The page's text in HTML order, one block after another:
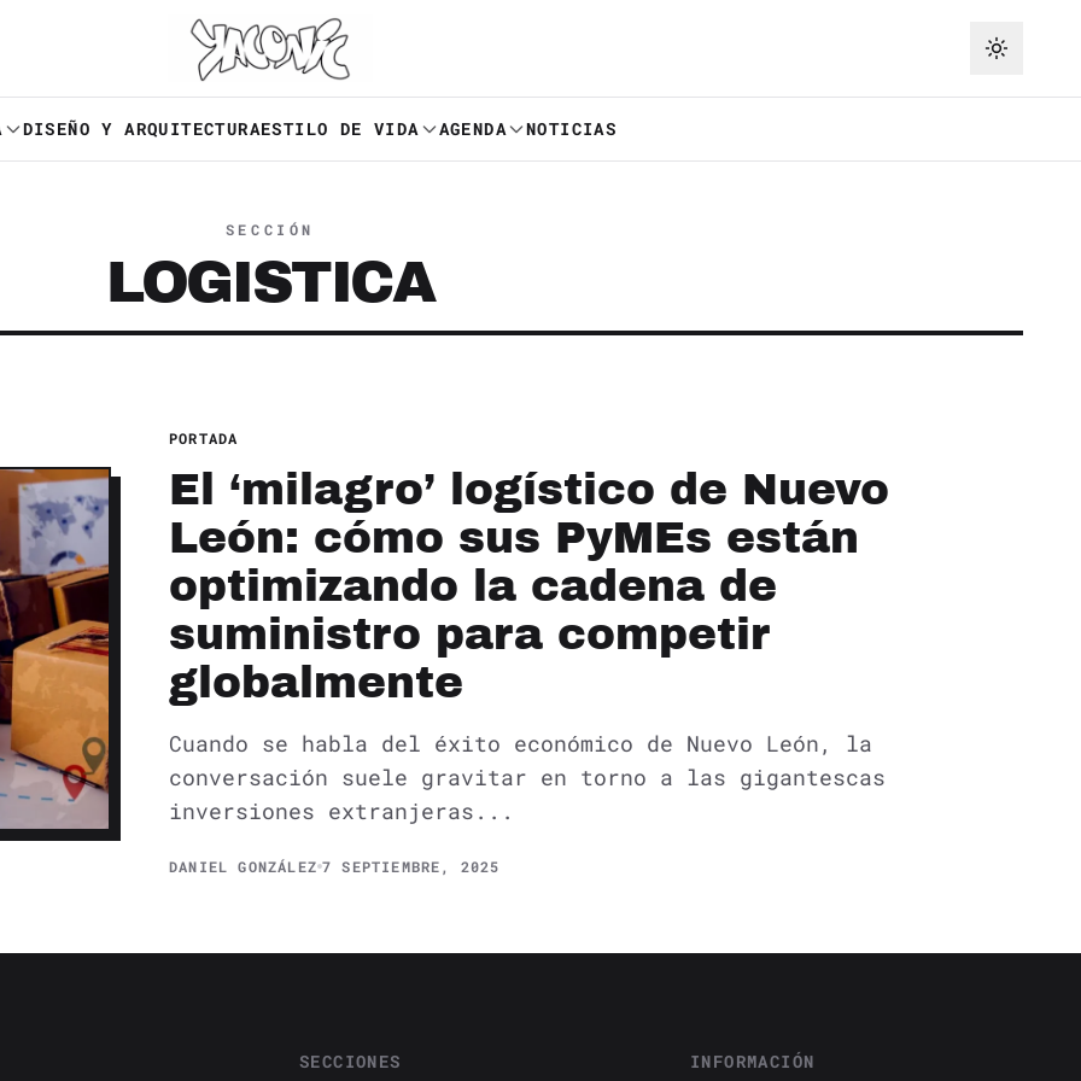
DISEÑO Y ARQUITECTURAESTILO DE VIDA AGENDA NOTICIAS
SECCIÓN
LOGISTICA
PORTADA
El ‘milagro’ logístico de Nuevo
León: cómo sus PyMEs están
optimizando la cadena de
suministro para competir
globalmente
Cuando se habla del éxito económico de Nuevo León, la
conversación suele gravitar en torno a las gigantescas
inversiones extranjeras...
DANIEL GONZÁLEZ 7 SEPTIEMBRE, 2025
SECCIONES INFORMACIÓN